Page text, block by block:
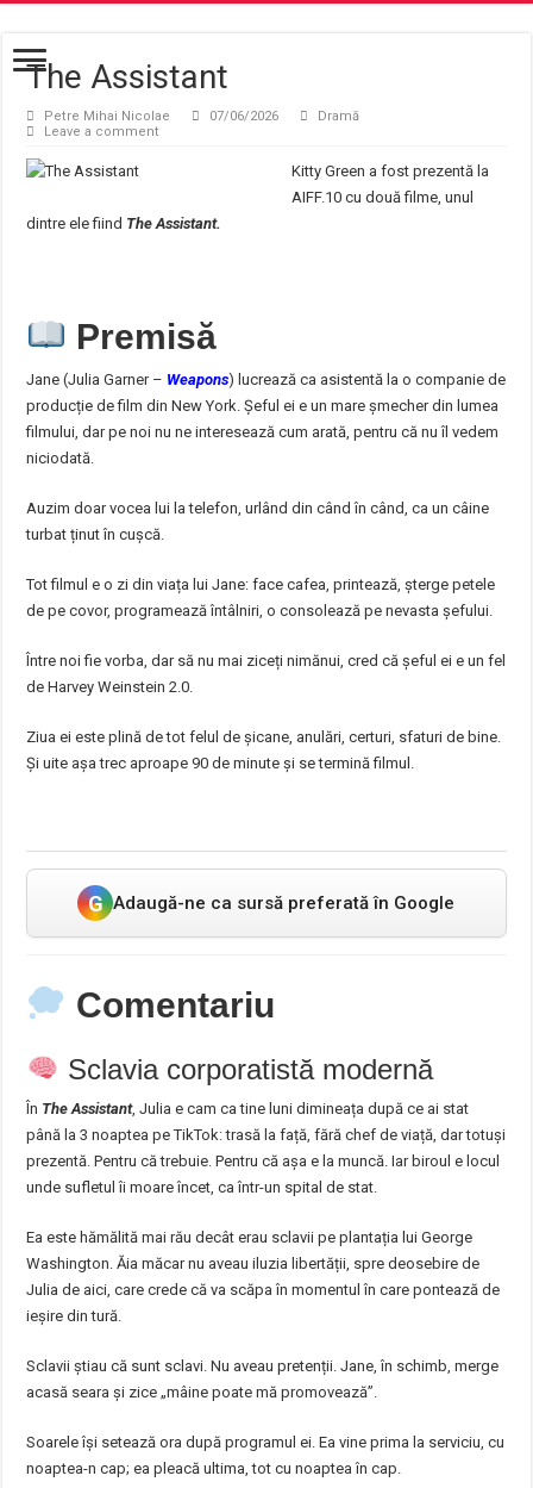
The Assistant
Petre Mihai Nicolae 07/06/2026
Dramă
Leave a comment
Kitty Green a fost prezentă la
AIFF.10 cu două filme, unul
dintre ele fiind The Assistant.
Premisă
Jane (Julia Garner – Weapons) lucrează ca asistentă la o companie de
producție de film din New York. Șeful ei e un mare șmecher din lumea
filmului, dar pe noi nu ne interesează cum arată, pentru că nu îl vedem
niciodată.
Auzim doar vocea lui la telefon, urlând din când în când, ca un câine
turbat ținut în cușcă.
Tot filmul e o zi din viața lui Jane: face cafea, printează, șterge petele
de pe covor, programează întâlniri, o consolează pe nevasta șefului.
Între noi fie vorba, dar să nu mai ziceți nimănui, cred că șeful ei e un fel
de Harvey Weinstein 2.0.
Ziua ei este plină de tot felul de șicane, anulări, certuri, sfaturi de bine.
Și uite așa trec aproape 90 de minute și se termină filmul.
G Adaugă-ne ca sursă preferată în Google
Comentariu
Sclavia corporatistă modernă
În The Assistant, Julia e cam ca tine luni dimineața după ce ai stat
până la 3 noaptea pe TikTok: trasă la față, fără chef de viață, dar totuși
prezentă. Pentru că trebuie. Pentru că așa e la muncă. Iar biroul e locul
unde sufletul îi moare încet, ca într-un spital de stat.
Ea este hămălită mai rău decât erau sclavii pe plantația lui George
Washington. Ăia măcar nu aveau iluzia libertății, spre deosebire de
Julia de aici, care crede că va scăpa în momentul în care pontează de
ieșire din tură.
Sclavii știau că sunt sclavi. Nu aveau pretenții. Jane, în schimb, merge
acasă seara și zice „mâine poate mă promovează”.
Soarele își setează ora după programul ei. Ea vine prima la serviciu, cu
noaptea-n cap; ea pleacă ultima, tot cu noaptea în cap.